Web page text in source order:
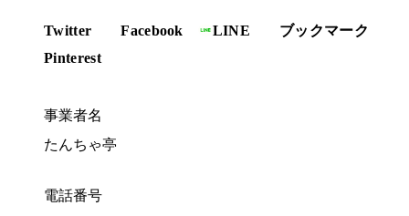
Twitter Facebook LINE
ブックマーク
Pinterest
事業者名
たんちゃ亭
電話番号